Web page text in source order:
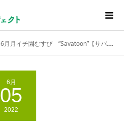
6月月イチ園むすび ”Savatoon”【サバトゥーン】
6月
05
2022